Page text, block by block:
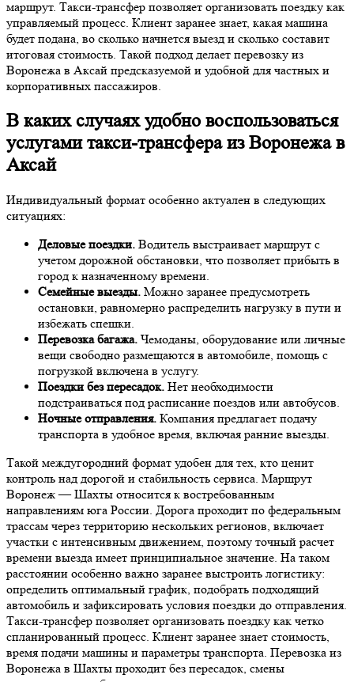
маршрут. Такси-трансфер позволяет организовать поездку как
управляемый процесс. Клиент заранее знает, какая машина
будет подана, во сколько начнется выезд и сколько составит
итоговая стоимость. Такой подход делает перевозку из
Воронежа в Аксай предсказуемой и удобной для частных и
корпоративных пассажиров.
В каких случаях удобно воспользоваться
услугами такси-трансфера из Воронежа в
Аксай
Индивидуальный формат особенно актуален в следующих
ситуациях:
Деловые поездки. Водитель выстраивает маршрут с
учетом дорожной обстановки, что позволяет прибыть в
город к назначенному времени.
Семейные выезды. Можно заранее предусмотреть
остановки, равномерно распределить нагрузку в пути и
избежать спешки.
Перевозка багажа. Чемоданы, оборудование или личные
вещи свободно размещаются в автомобиле, помощь с
погрузкой включена в услугу.
Поездки без пересадок. Нет необходимости
подстраиваться под расписание поездов или автобусов.
Ночные отправления. Компания предлагает подачу
транспорта в удобное время, включая ранние выезды.
Такой междугородний формат удобен для тех, кто ценит
контроль над дорогой и стабильность сервиса. Маршрут
Воронеж — Шахты относится к востребованным
направлениям юга России. Дорога проходит по федеральным
трассам через территорию нескольких регионов, включает
участки с интенсивным движением, поэтому точный расчет
времени выезда имеет принципиальное значение. На таком
расстоянии особенно важно заранее выстроить логистику:
определить оптимальный график, подобрать подходящий
автомобиль и зафиксировать условия поездки до отправления.
Такси-трансфер позволяет организовать поездку как четко
спланированный процесс. Клиент заранее знает стоимость,
время подачи машины и параметры транспорта. Перевозка из
Воронежа в Шахты проходит без пересадок, смены